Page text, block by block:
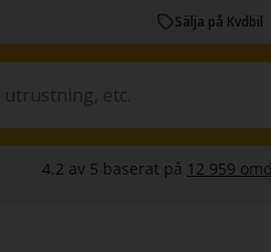
Sälja på Kvdbil